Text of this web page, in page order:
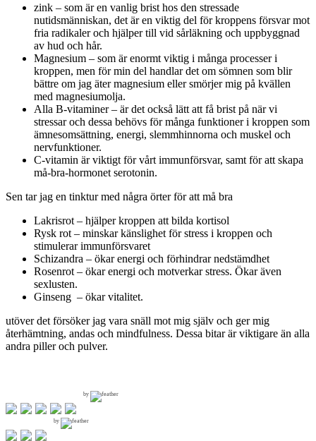
zink – som är en vanlig brist hos den stressade
nutidsmänniskan, det är en viktig del för kroppens försvar mot
fria radikaler och hjälper till vid sårläkning och uppbyggnad
av hud och hår.
Magnesium – som är enormt viktig i många processer i
kroppen, men för min del handlar det om sömnen som blir
bättre om jag äter magnesium eller smörjer mig på kvällen
med magnesiumolja.
Alla B-vitaminer – är det också lätt att få brist på när vi
stressar och dessa behövs för många funktioner i kroppen som
ämnesomsättning, energi, slemmhinnorna och muskel och
nervfunktioner.
C-vitamin är viktigt för vårt immunförsvar, samt för att skapa
må-bra-hormonet serotonin.
Sen tar jag en tinktur med några örter för att må bra
Lakrisrot – hjälper kroppen att bilda kortisol
Rysk rot – minskar känslighet för stress i kroppen och
stimulerar immunförsvaret
Schizandra – ökar energi och förhindrar nedstämdhet
Rosenrot – ökar energi och motverkar stress. Ökar även
sexlusten.
Ginseng – ökar vitalitet.
utöver det försöker jag vara snäll mot mig själv och ger mig
återhämtning, andas och mindfulness. Dessa bitar är viktigare än alla
andra piller och pulver.
by
by